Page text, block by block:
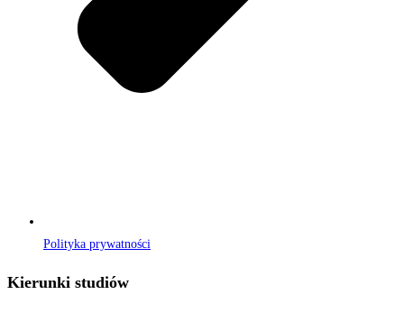
Polityka prywatności
Kierunki studiów